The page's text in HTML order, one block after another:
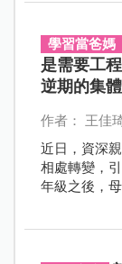
在，才半年
學習當爸媽
是需要工
逆期的集
作者： 王佳
近日，資深
相處轉變，
年級之後，